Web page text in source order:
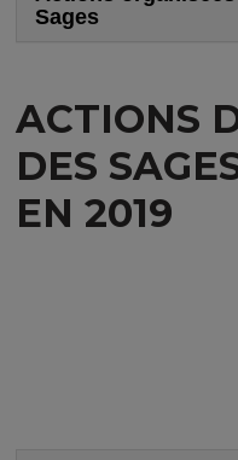
Sages
ACTIONS
DES
EN 2019